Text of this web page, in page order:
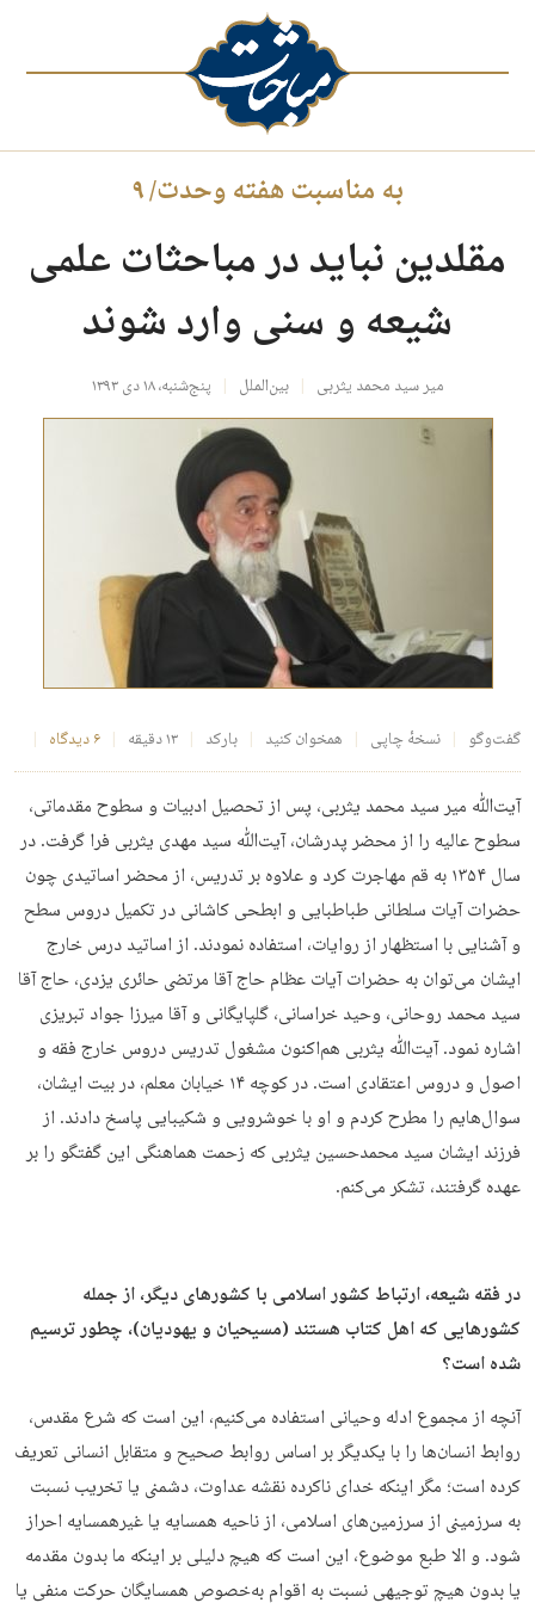
به مناسبت هفته وحدت/ ۹
مقلدین نباید در مباحثات علمی
شیعه و سنی وارد شوند
میر سید محمد یثربی بین‌الملل پنج‌شنبه، ۱۸ دی ۱۳۹۳
گفت‌وگو نسخهٔ چاپی همخوان کنید بارکد ۱۳ دقیقه ۶ دیدگاه
آیت‌ﷲ میر سید محمد یثربی، پس از تحصیل ادبیات و سطوح مقدماتی،
سطوح عالیه را از محضر پدرشان، آیت‌ﷲ سید مهدی یثربی فرا گرفت. در
سال ۱۳۵۴ به قم مهاجرت کرد و علاوه بر تدریس، از محضر اساتیدی چون
حضرات آیات سلطانی طباطبایی و ابطحی کاشانی در تکمیل دروس سطح
و آشنایی با استظهار از روایات، استفاده نمودند. از اساتید درس خارج
ایشان می‌توان به حضرات آیات عظام حاج آقا مرتضی حائری یزدی، حاج آقا
سید محمد روحانی، وحید خراسانی، گلپایگانی و آقا میرزا جواد تبریزی
اشاره نمود. آیت‌ﷲ یثربی هم‌اکنون مشغول تدریس دروس خارج فقه و
اصول و دروس اعتقادی است. در کوچه ۱۴ خیابان معلم، در بیت ایشان،
سوال‌هایم را مطرح کردم و او با خوشرویی و شکیبایی پاسخ دادند. از
فرزند ایشان سید محمدحسین یثربی که زحمت هماهنگی این گفتگو را بر
عهده گرفتند، تشکر می‌کنم.
در فقه شیعه، ارتباط کشور اسلامی با کشورهای دیگر، از جمله
کشورهایی که اهل کتاب هستند (مسیحیان و یهودیان)، چطور ترسیم
شده است؟
آنچه از مجموع ادله وحیانی استفاده می‌کنیم، این است که شرع مقدس،
روابط انسان‌ها را با یکدیگر بر اساس روابط صحیح و متقابل انسانی تعریف
کرده است؛ مگر اینکه خدای ناکرده نقشه عداوت، دشمنی یا تخریب نسبت
به سرزمینی از سرزمین‌های اسلامی، از ناحیه همسایه یا غیرهمسایه احراز
شود. و الا طبع موضوع، این است که هیچ دلیلی بر اینکه ما بدون مقدمه
یا بدون هیچ توجیهی نسبت به اقوام به‌خصوص همسایگان حرکت منفی یا